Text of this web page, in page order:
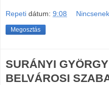
Repeti dátum: 9:08
Megosztás
SURÁNYI
BELVÁROSI